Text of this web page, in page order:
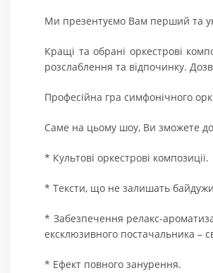
Ми презентуємо Вам перший та
Кращі та обрані оркестрові
розслаблення та відпочинку.
Професійна гра симфонічного
Саме на цьому шоу, Ви зможете
* Культові оркестрові композиції.
* Тексти, що не залишать
* Забезпечення релакс-
ексклюзивного постачальника –
* Ефект повного занурення.